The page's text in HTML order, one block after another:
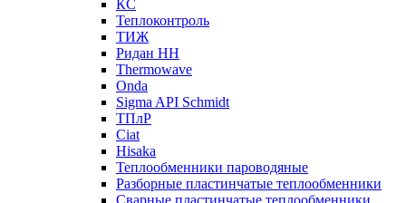
КС
Теплоконтроль
ТИЖ
Ридан НН
Thermowave
Onda
Sigma API Schmidt
ТПлР
Ciat
Hisaka
Теплообменники пароводяные
Разборные пластинчатые теплообменники
Сварные пластинчатые теплообменники